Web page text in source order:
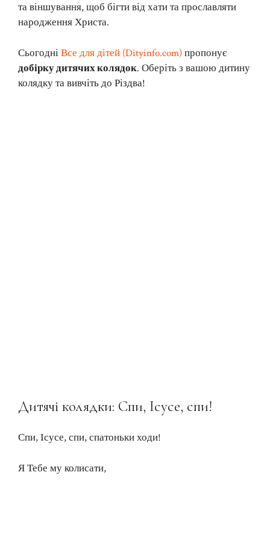
та віншування, щоб бігти від хати та прославляти
народження Христа.
СьогодніВсе для дітей (Dityinfo.com)пропонує
добірку дитячих колядок. Оберіть з вашою дитину
колядку та вивчіть до Різдва!
Дитячі колядки: Спи, Ісусе, спи!
Спи, Ісусе, спи, спатоньки ходи!
Я Тебе му колисати,